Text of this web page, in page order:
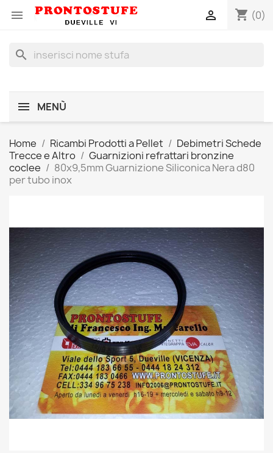
 shopping_cart (0)

search
MENÙ
Home Ricambi Prodotti a Pellet
Debimetri Schede
Trecce e Altro
Guarnizioni refrattari bronzine
coclee
80x9,5mm Guarnizione Siliconica Nera d80
per tubo inox